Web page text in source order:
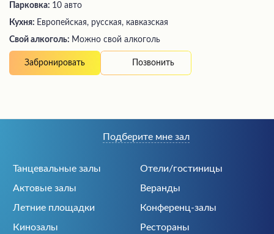
Парковка: 10 авто
Кухня: Европейская, русская, кавказская
Свой алкоголь: Можно свой алкоголь
Забронировать Позвонить
Танцевальные залы
Отели/гостиницы
Актовые залы
Веранды
Летние площадки
Конференц-залы
Кинозалы
Рестораны
Подберите мне зал